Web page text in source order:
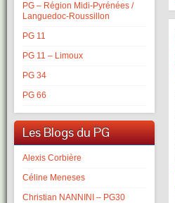
PG – Région Midi-Pyrénées /
Languedoc-Roussillon
PG 11
PG 11 – Limoux
PG 34
PG 66
Les Blogs du PG
Alexis Corbière
Céline Meneses
Christian NANNINI – PG30